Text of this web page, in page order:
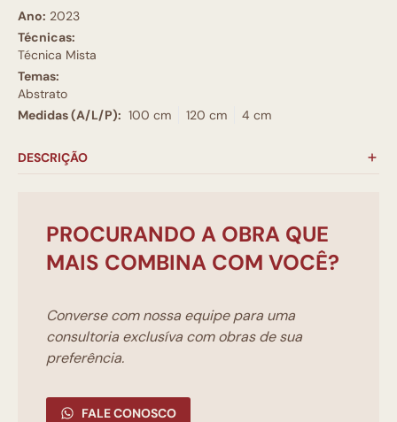
Ano: 2023
Técnicas:
Técnica Mista
Temas:
Abstrato
Medidas (A/L/P): 100 cm 120 cm 4 cm
DESCRIÇÃO
PROCURANDO A OBRA QUE
MAIS COMBINA COM VOCÊ?
Converse com nossa equipe para uma
consultoria exclusíva com obras de sua
preferência.
FALE CONOSCO